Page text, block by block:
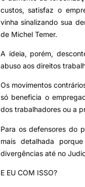
custos, satisfaz o
vinha sinalizando sua
de Michel Temer.
A ideia, porém,
abuso aos direitos
Os movimentos
só beneficia o
dos trabalhadores ou a
Para os defensores do
mais detalhada
divergências até no
E EU COM ISSO?